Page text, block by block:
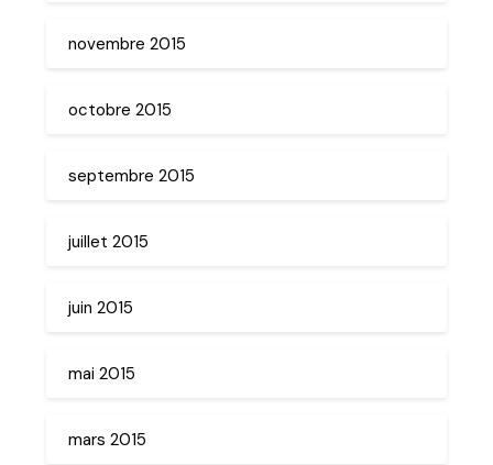
novembre 2015
octobre 2015
septembre 2015
juillet 2015
juin 2015
mai 2015
mars 2015